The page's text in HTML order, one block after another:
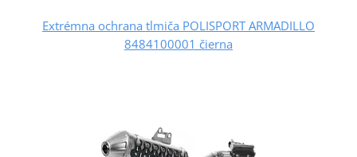
Extrémna ochrana tlmiča POLISPORT ARMADILLO
8484100001 čierna